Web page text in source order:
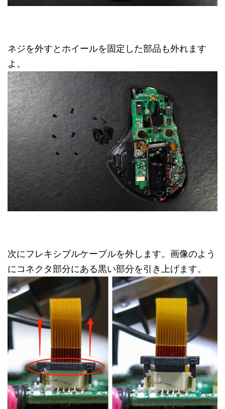
ネジを外すとホイールを固定した部品も外れます
よ。
次にフレキシブルケーブルを外します。画像のよう
にコネクタ部分にある黒い部分を引き上げます。